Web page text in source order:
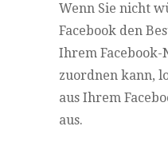
Wenn Sie nicht
Facebook den
Ihrem
zuordnen kann,
aus Ihrem
aus.